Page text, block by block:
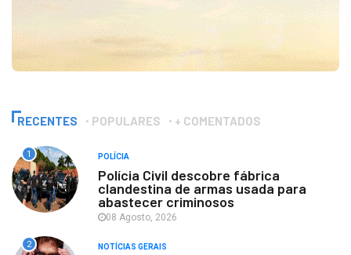
RECENTES POPULARES + COMENTADOS
1 POLÍCIA
Polícia Civil descobre fábrica
clandestina de armas usada para
abastecer criminosos
08 Agosto, 2026
2 NOTÍCIAS GERAIS